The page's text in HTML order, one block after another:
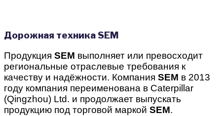
Дорожная техника SEM
Продукция SEM выполняет или превосходит
региональные отраслевые требования к
качеству и надёжности. Компания SEM в 2013
году компания переименована в Caterpillar
(Qingzhou) Ltd. и продолжает выпускать
продукцию под торговой маркой SEM.